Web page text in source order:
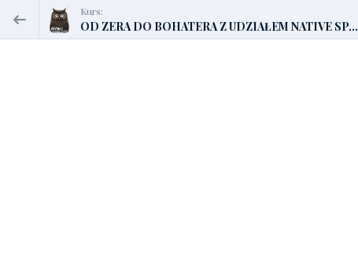
Kurs:
OD ZERA DO BOHATERA Z UDZIAŁEM NATIVE SP...